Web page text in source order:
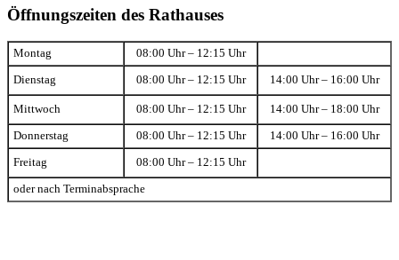
Öffnungszeiten des Rathauses
Montag 08:00 Uhr – 12:15 Uhr
Dienstag 08:00 Uhr – 12:15 Uhr 14:00 Uhr – 16:00 Uhr
Mittwoch 08:00 Uhr – 12:15 Uhr 14:00 Uhr – 18:00 Uhr
Donnerstag 08:00 Uhr – 12:15 Uhr 14:00 Uhr – 16:00 Uhr
Freitag 08:00 Uhr – 12:15 Uhr
oder nach Terminabsprache